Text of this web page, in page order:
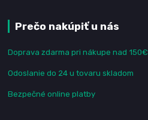
Prečo nakúpiť u nás
Doprava zdarma pri nákupe nad 150€
Odoslanie do 24 u tovaru skladom
Bezpečné online platby